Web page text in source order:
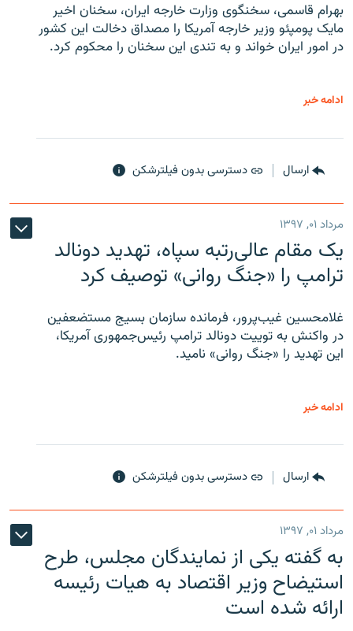
بهرام قاسمی، سخنگوی وزارت خارجه ایران، سخنان اخیر
مایک پومپئو وزیر خارجه آمریکا را مصداق دخالت این کشور
در امور ایران خواند و به تندی این سخنان را محکوم کرد.
ادامه خبر
ارسال دسترسی بدون فیلترشکن
مرداد ۰۱, ۱۳۹۷
یک مقام عالی‌رتبه سپاه، تهدید دونالد
ترامپ را «جنگ روانی» توصیف کرد
غلامحسین غیب‌پرور، فرمانده سازمان بسیج مستضعفین
در واکنش به توییت دونالد ترامپ رئیس‌جمهوری آمریکا،
این تهدید را «جنگ روانی» نامید.
ادامه خبر
ارسال دسترسی بدون فیلترشکن
مرداد ۰۱, ۱۳۹۷
به گفته یکی از نمایندگان مجلس، طرح
استیضاح وزیر اقتصاد به هیات رئیسه
ارائه شده است